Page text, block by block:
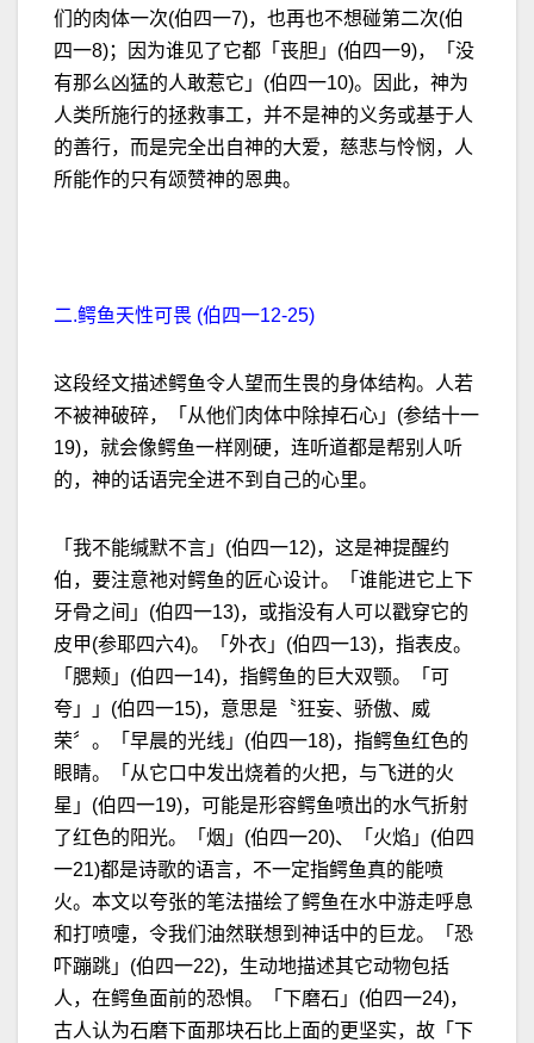
们的肉体一次(伯四一7)，也再也不想碰第二次(伯
四一8)；因为谁见了它都「丧胆」(伯四一9)，「没
有那么凶猛的人敢惹它」(伯四一10)。因此，神为
人类所施行的拯救事工，并不是神的义务或基于人
的善行，而是完全出自神的大爱，慈悲与怜悯，人
所能作的只有颂赞神的恩典。
二.鳄鱼天性可畏 (伯四一12-25)
这段经文描述鳄鱼令人望而生畏的身体结构。人若
不被神破碎，「从他们肉体中除掉石心」(参结十一
19)，就会像鳄鱼一样刚硬，连听道都是帮别人听
的，神的话语完全进不到自己的心里。
「我不能缄默不言」(伯四一12)，这是神提醒约
伯，要注意祂对鳄鱼的匠心设计。「谁能进它上下
牙骨之间」(伯四一13)，或指没有人可以戳穿它的
皮甲(参耶四六4)。「外衣」(伯四一13)，指表皮。
「腮颊」(伯四一14)，指鳄鱼的巨大双颚。「可
夸」」(伯四一15)，意思是〝狂妄、骄傲、威
荣〞。「早晨的光线」(伯四一18)，指鳄鱼红色的
眼睛。「从它口中发出烧着的火把，与飞迸的火
星」(伯四一19)，可能是形容鳄鱼喷出的水气折射
了红色的阳光。「烟」(伯四一20)、「火焰」(伯四
一21)都是诗歌的语言，不一定指鳄鱼真的能喷
火。本文以夸张的笔法描绘了鳄鱼在水中游走呼息
和打喷嚏，令我们油然联想到神话中的巨龙。「恐
吓蹦跳」(伯四一22)，生动地描述其它动物包括
人，在鳄鱼面前的恐惧。「下磨石」(伯四一24)，
古人认为石磨下面那块石比上面的更坚实，故「下